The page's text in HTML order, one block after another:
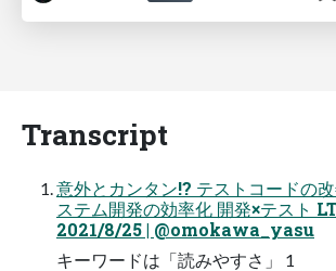
Transcript
意外とカンタン!? テストコードの
ステム開発の効率化 開発×テスト
2021/8/25 | @omokawa_yasu
キーワードは「読みやすさ」 1